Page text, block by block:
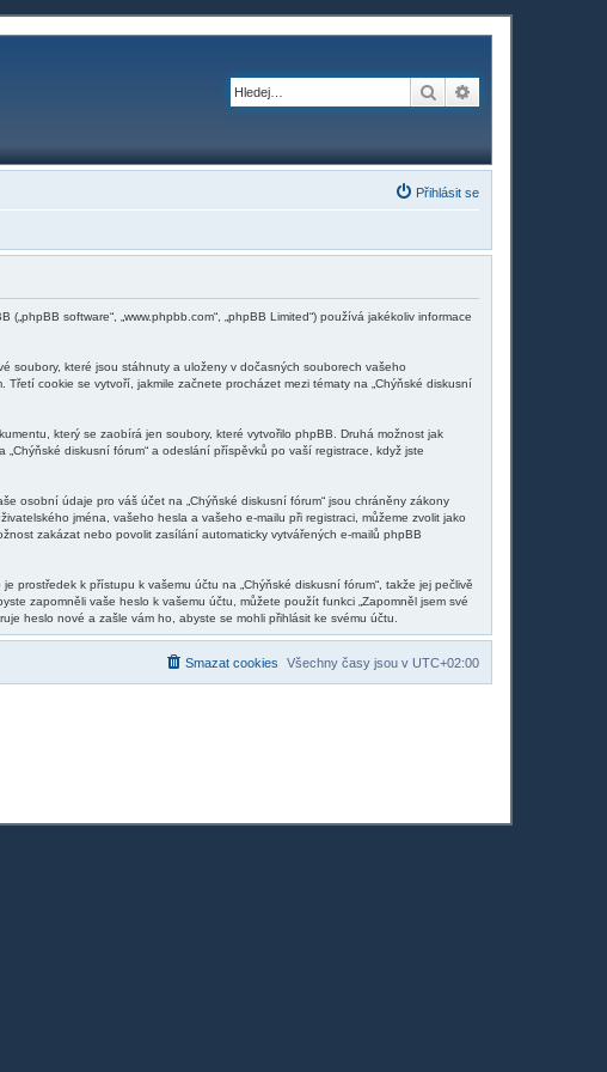
Hledat
Přihlásit se
(„phpBB software“, „www.phpbb.com“, „phpBB Limited“) používá jakékoliv informace
soubory, které jsou stáhnuty a uloženy v dočasných souborech vašeho
cookie se vytvoří, jakmile začnete procházet mezi tématy na „Chýňské diskusní
který se zaobírá jen soubory, které vytvořilo phpBB. Druhá možnost jak
diskusní fórum“ a odeslání příspěvků po vaší registrace, když jste
osobní údaje pro váš účet na „Chýňské diskusní fórum“ jsou chráněny zákony
jména, vašeho hesla a vašeho e-mailu při registraci, můžeme zvolit jako
zakázat nebo povolit zasílání automaticky vytvářených e-mailů phpBB
k přístupu k vašemu účtu na „Chýňské diskusní fórum“, takže jej pečlivě
zapomněli vaše heslo k vašemu účtu, můžete použít funkci „Zapomněl jsem své
heslo nové a zašle vám ho, abyste se mohli přihlásit ke svému účtu.
Všechny časy jsou v UTC+02:00
Smazat cookies